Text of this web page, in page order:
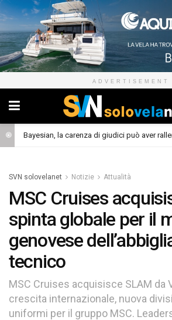
ADVERTISEMENT
SVN solovelanet Notizie Attualità
MSC Cruises
spinta globale per il
genovese
tecnico
MSC Cruises acquisisce SLAM da
crescita internazionale, nuova
uniformi per il gruppo MSC.